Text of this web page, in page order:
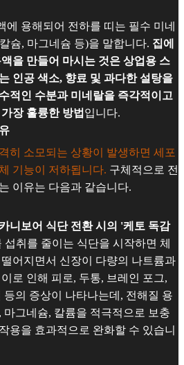
에 용해되어 전하를 띠는 필수 미네
슘, 마그네슘 등)을 말합니다. 집에
을 만들어 마시는 것은 상업용 스
인공 색소, 향료 및 과다한 설탕을
적인 수분과 미네랄을 즉각적이고
장 훌륭한 방법 입니다.
히 소모되는 상황이 발생하면 세포
기능이 저하됩니다. 구체적으로 전
이유는 다음과 같습니다.
니보어 식단 전환 시의 '케토 독감
섭취를 줄이는 식단을 시작하면 체
어지면서 신장이 다량의 나트륨과
로 인해 피로, 두통, 브레인 포그,
의 증상이 나타나는데, 전해질 용
그네슘, 칼륨을 적극적으로 보충
용을 효과적으로 완화할 수 있습니